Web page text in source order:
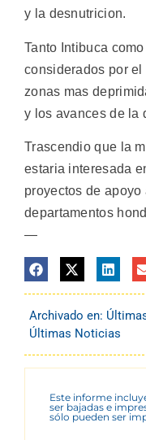
y la desnutricion.
Tanto Intibuca
considerados por
zonas mas
y los avances de la
Trascendio que la
estaria interesada
proyectos de
departamentos
—
Archivado en:
Últimas Noticias
Este informe
ser bajadas e
sólo pueden ser